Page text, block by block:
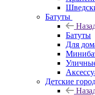
Батуты
Батуты
Для
Детские